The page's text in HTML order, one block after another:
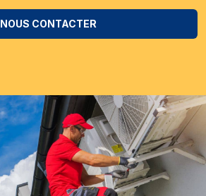
NOUS CONTACTER